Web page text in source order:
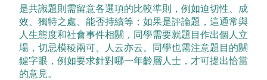
是共識題則需留意各選項的比較準則，例如迫切性、成
效、獨特之處、能否持續等；如果是評論題，這通常與
人生態度和社會事件相關，同學需要就題目作出個人立
場，切忌模稜兩可、人云亦云。同學也需注意題目的關
鍵字眼，例如要求針對哪一年齡層人士，才可提出恰當
的意見。